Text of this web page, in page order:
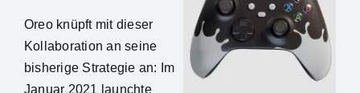
Oreo knüpft mit dieser
Kollaboration an seine
bisherige Strategie an: Im
Januar 2021 launchte